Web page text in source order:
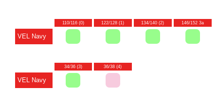
110/116 (0) 122/128 (1) 134/140 (2) 146/152 3a
VEL Navy
34/36 (3) 36/38 (4)
VEL Navy